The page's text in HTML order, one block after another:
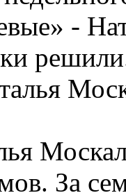
-
За